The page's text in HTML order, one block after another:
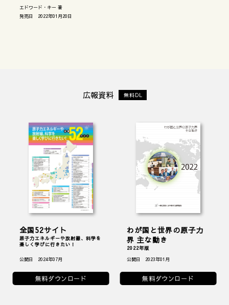
エドワード・キー 著
発売日 2022年01月20日
広報資料 無料DL
全国52サイト
原子力エネルギーや放射線、科学を
楽しく学びに行きたい！
公開日 2024年07月
無料ダウンロード
わが国と世界の原子力
界 主な動き
2022年版
公開日 2023年01月
無料ダウンロード